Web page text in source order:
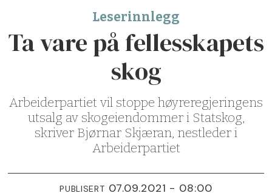
Leserinnlegg
Ta vare på fellesskapets
skog
Arbeiderpartiet vil stoppe høyreregjeringens
utsalg av skogeiendommer i Statskog,
skriver Bjørnar Skjæran, nestleder i
Arbeiderpartiet
PUBLISERT 07.09.2021 - 08:00